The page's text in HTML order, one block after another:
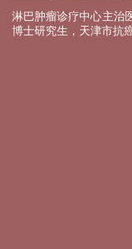
淋巴肿瘤诊疗中心主治
博士研究生，天津市抗